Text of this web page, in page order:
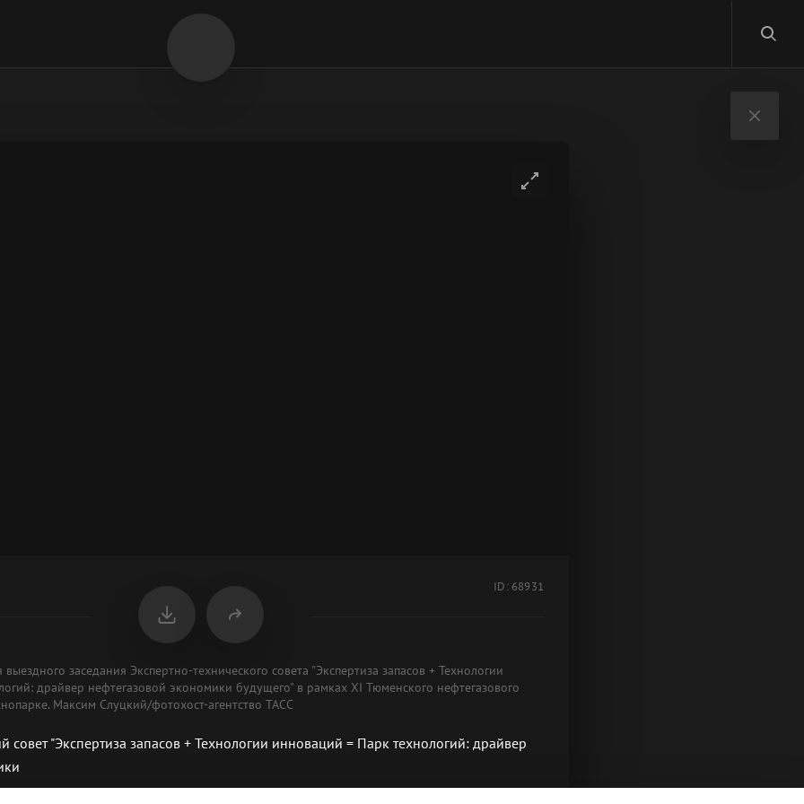
ID: 68931
заседания Экспертно-технического совета "Экспертиза запасов + Технологии
драйвер нефтегазовой экономики будущего" в рамках XI Тюменского нефтегазового
Максим Слуцкий/фотохост-агентство ТАСС
совет "Экспертиза запасов + Технологии инноваций = Парк технологий: драйвер